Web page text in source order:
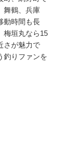
舞鶴、兵庫
動時間も長
梅垣丸なら15
さが魅力で
釣りファンを